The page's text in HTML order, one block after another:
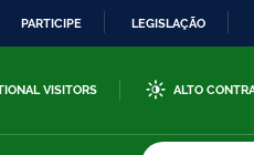
PARTICIPE LEGISLAÇÃO
VISITORS ALTO